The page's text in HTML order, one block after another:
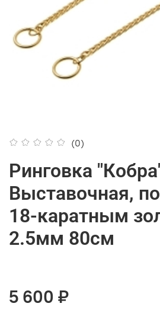
(0)
Ринговка
Выставочная,
18-каратным
2.5мм 80см
5 600 ₽